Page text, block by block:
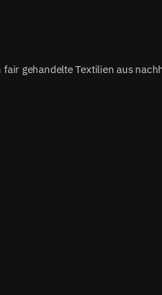
gehandelte Textilien aus